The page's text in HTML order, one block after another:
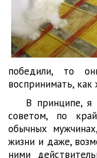
победили, то
воспринимать,
В принципе, я
советом, по
обычных
жизни и даже,
ними